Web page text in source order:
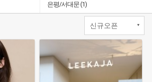
은평/서대문(1)